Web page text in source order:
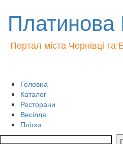
Платинова
Портал міста Чернівці та
Головна
Каталог
Ресторани
Весілля
Плітки